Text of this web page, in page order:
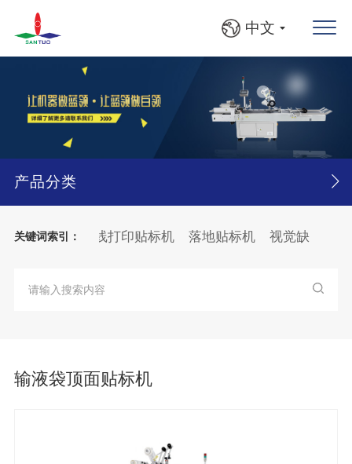
中文
产品分类
关键词索引：
面贴标机 在线打印贴标机 落地贴标机 视觉缺陷检测
输液袋顶面贴标机